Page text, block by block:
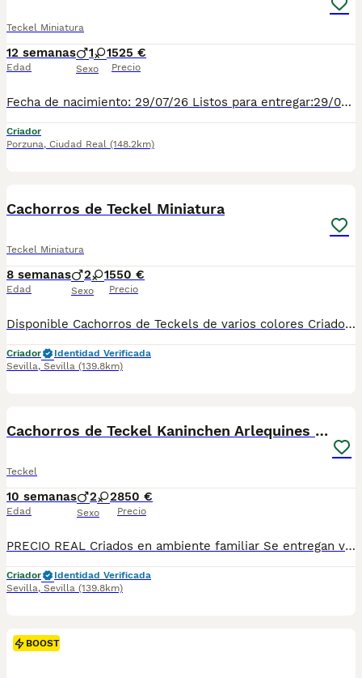
Teckel Miniatura
12 semanas
Edad
1 1
Sexo
525 €
Precio
Fecha de nacimiento: 29/07/26 Listos para entregar:29/09/26 Disponemos de 5 cámadas diferentes con un total de 26 cachorros. El precio depende del color: -Negro fuego Macho:525€ -Negro fuego Hembra:550€ -Arlequines gris plata machos:700€ -Arlequines gris plata hembras:800€ -Chocolate macho: 700€ -Chocolate hembra: 800€ -Arlequín chocolate hembra y macho: 1.200€ Los cachorros se entregan con 2 vacunas y 3 desparasitaciones, el pasaporte y el microchip.
Criador
Porzuna, Ciudad Real (148.2km)
Cachorros de Teckel Miniatura
Teckel Miniatura
8 semanas
Edad
2 1
Sexo
550 €
Precio
Disponible Cachorros de Teckels de varios colores Criados en ambiente familiar Se entregan vacunados y desparasitados con su cartilla sanitaria y su contrato de garantía vírica y congénita Se envían a toda España con la opción de pagar contra reembolso: Madrid, Barcelona, Cádiz, Valencia, Málaga, Huelva, Huesca, Tarragona, Lleida, La Rioja, Salamanca, Lugo, Badajoz, Toledo, Segovia, Islas Baleares… Hembra roja 550€ Macho negro y fuego 550€ Macho chocolate sólido 750€ Macho arlequín plata 750€ Hembra arlequín plata 850€ Macho arlequin chocolate 850€ Hembra arlequín chocolate 950€ Teléfono de contacto 661154732
Criador
Identidad Verificada
Sevilla, Sevilla (139.8km)
Cachorros de Teckel Kaninchen Arlequines Chocolate
Teckel
10 semanas
Edad
2 2
Sexo
850 €
Precio
PRECIO REAL Criados en ambiente familiar Se entregan vacunados y desparasitados con su cartilla sanitaria y su contrato de garantía vírica y congénita Se envían a toda España con la opción de pagar contra reembolso: Madrid, Barcelona, Valencia, Salamanca, Cádiz, Huelva, Huesca, Jaén, Córdoba, Zaragoza, Castellón, Badajoz, Málaga, Almería, Lugo, Islas Baleares… Teléfono de contacto: 661154732
Criador
Identidad Verificada
Sevilla, Sevilla (139.8km)
BOOST